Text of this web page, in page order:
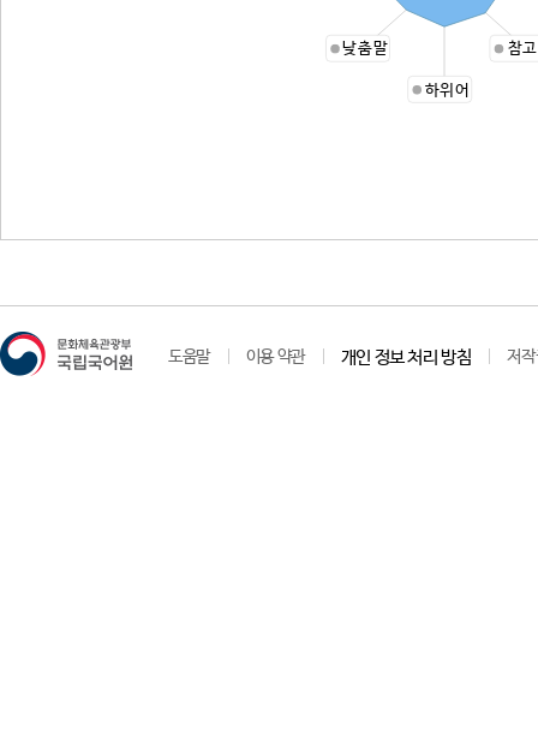
참
하위어
낮춤말
도움말 이용 약관 개인 정보 처리 방침 저